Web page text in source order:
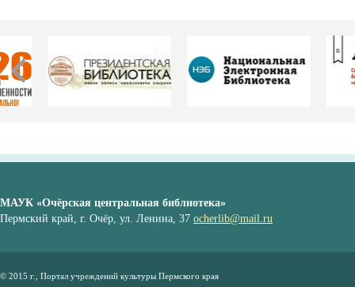
МАУК «Очёрская центральная библиотека»
Пермский край, г. Очёр, ул. Ленина, 37 ocherlib@mail.ru
© 2015 г., Портал учреждений культуры Пермского края